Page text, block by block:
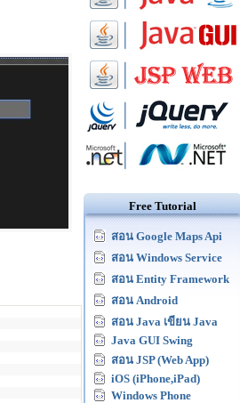
Free Tutorial
สอน Google Maps Api
สอน Windows Service
สอน Entity Framework
สอน Android
สอน Java เขียน Java
Java GUI Swing
สอน JSP (Web App)
iOS (iPhone,iPad)
Windows Phone